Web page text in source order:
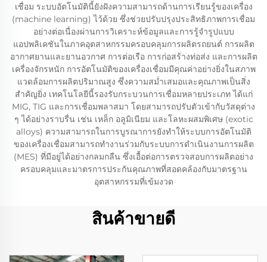
เชื่อม ระบบอัตโนมัตินี้ยังฝังความสามารถด้านการเรียนรู้ของเครื่อง
(machine learning) ไว้ด้วย ซึ่งช่วยปรับปรุงประสิทธิภาพการเชื่อม
อย่างต่อเนื่องผ่านการวิเคราะห์ข้อมูลและการรู้จำรูปแบบ
แอปพลิเคชันในภาคอุตสาหกรรมครอบคลุมการผลิตรถยนต์ การผลิต
อากาศยานและยานอวกาศ การต่อเรือ การก่อสร้างท่อส่ง และการผลิต
เครื่องจักรหนัก การอัตโนมัติของเครื่องเชื่อมมีคุณค่าอย่างยิ่งในสภาพ
แวดล้อมการผลิตปริมาณสูง ซึ่งความสม่ำเสมอและคุณภาพเป็นสิ่ง
สำคัญยิ่ง เทคโนโลยีนี้รองรับกระบวนการเชื่อมหลายประเภท ได้แก่
MIG, TIG และการเชื่อมพลาสมา โดยสามารถปรับตัวเข้ากับวัสดุต่าง
ๆ ได้อย่างราบรื่น เช่น เหล็ก อลูมิเนียม และโลหะผสมพิเศษ (exotic
alloys) ความสามารถในการบูรณาการยังทำให้ระบบการอัตโนมัติ
ของเครื่องเชื่อมสามารถทำงานร่วมกับระบบการดำเนินงานการผลิต
(MES) ที่มีอยู่ได้อย่างกลมกลืน ซึ่งเอื้อต่อการตรวจสอบการผลิตอย่าง
ครอบคลุมและมาตรการประกันคุณภาพที่สอดคล้องกับมาตรฐาน
อุตสาหกรรมที่เข้มงวด
สินค้าขายดี